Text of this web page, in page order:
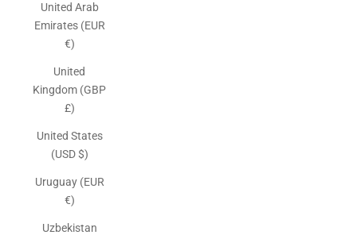
United Arab
Emirates (EUR
€)
United
Kingdom (GBP
£)
United States
(USD $)
Uruguay (EUR
€)
Uzbekistan